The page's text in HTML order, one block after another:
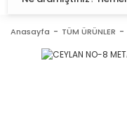
Anasayfa TÜM ÜRÜNLER